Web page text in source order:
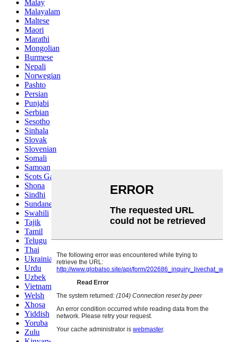
Malay
Malayalam
Maltese
Maori
Marathi
Mongolian
Burmese
Nepali
Norwegian
Pashto
Persian
Punjabi
Serbian
Sesotho
Sinhala
Slovak
Slovenian
Somali
Samoan
Scots Gaelic
Shona
Sindhi
Sundanese
Swahili
Tajik
Tamil
Telugu
Thai
Ukrainian
Urdu
Uzbek
Vietnamese
Welsh
Xhosa
Yiddish
Yoruba
Zulu